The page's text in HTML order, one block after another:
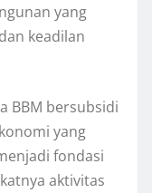
yang
keadilan
BBM bersubsidi
yang
fondasi
aktivitas